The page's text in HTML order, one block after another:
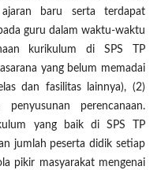
baru serta terdapat
guru dalam waktu-waktu
kurikulum di SPS TP
yang belum memadai
dan fasilitas lainnya), (2)
perencanaan.
yang baik di SPS TP
jumlah peserta didik setiap
pikir masyarakat mengenai